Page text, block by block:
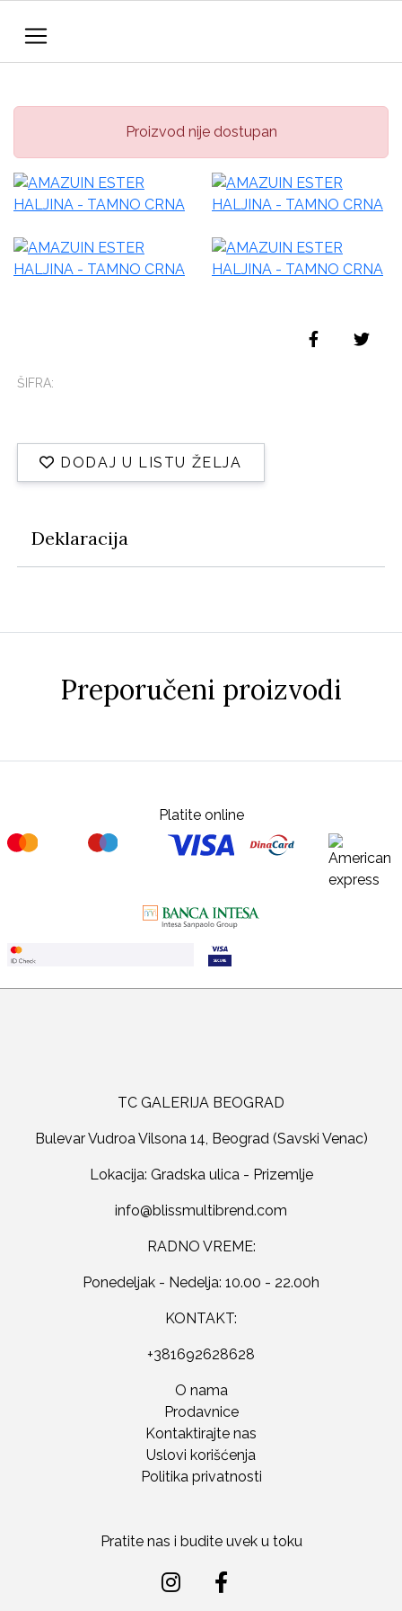
Proizvod nije dostupan
ŠIFRA:
DODAJ U LISTU ŽELJA
Deklaracija
Preporučeni proizvodi
Platite online
TC GALERIJA BEOGRAD
Bulevar Vudroa Vilsona 14, Beograd (Savski Venac)
Lokacija: Gradska ulica - Prizemlje
RADNO VREME:
Ponedeljak - Nedelja: 10.00 - 22.00h
KONTAKT:
+381692628628
O nama
Prodavnice
Kontaktirajte nas
Uslovi korišćenja
Politika privatnosti
Pratite nas i budite uvek u toku